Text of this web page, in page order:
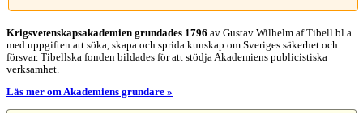
Krigsvetenskap­sakademien grundades 1796 av Gustav Wilhelm af Tibell bl a
med uppgiften att söka, skapa och sprida kunskap om Sveriges säkerhet och
försvar. Tibellska fonden bildades för att stödja Akademiens publicistiska
verksamhet.
Läs mer om Akademiens grundare »